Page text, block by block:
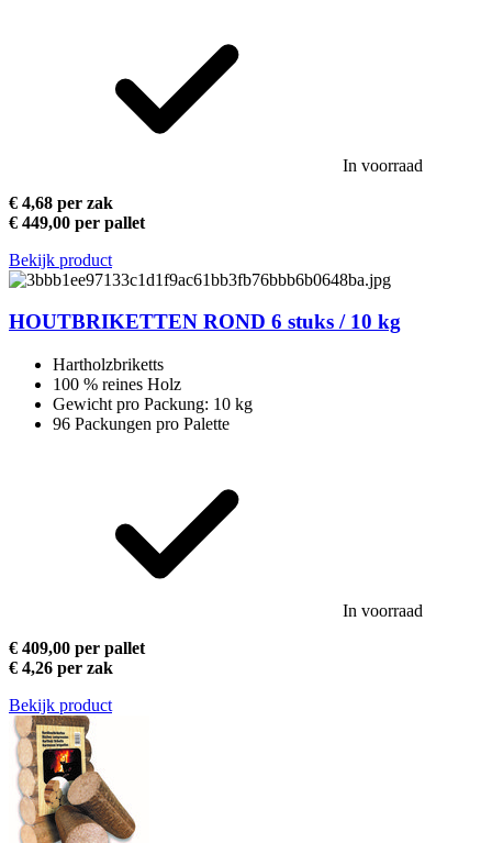
In voorraad
€ 4,68 per zak
€ 449,00 per pallet
Bekijk product
HOUTBRIKETTEN ROND 6 stuks / 10 kg
Hartholzbriketts
100 % reines Holz
Gewicht pro Packung: 10 kg
96 Packungen pro Palette
In voorraad
€ 409,00 per pallet
€ 4,26 per zak
Bekijk product